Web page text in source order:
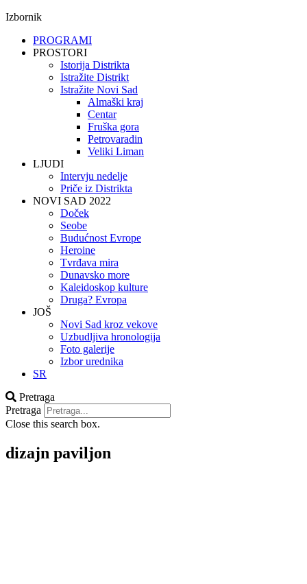
Izbornik
PROGRAMI
PROSTORI
Istorija Distrikta
Istražite Distrikt
Istražite Novi Sad
Almaški kraj
Centar
Fruška gora
Petrovaradin
Veliki Liman
LJUDI
Intervju nedelje
Priče iz Distrikta
NOVI SAD 2022
Doček
Seobe
Budućnost Evrope
Heroine
Tvrđava mira
Dunavsko more
Kaleidoskop kulture
Druga? Evropa
JOŠ
Novi Sad kroz vekove
Uzbudljiva hronologija
Foto galerije
Izbor urednika
SR
Pretraga
Pretraga
Close this search box.
dizajn paviljon